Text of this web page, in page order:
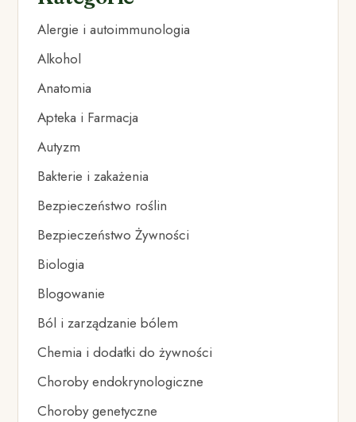
Alergie i autoimmunologia
Alkohol
Anatomia
Apteka i Farmacja
Autyzm
Bakterie i zakażenia
Bezpieczeństwo roślin
Bezpieczeństwo Żywności
Biologia
Blogowanie
Ból i zarządzanie bólem
Chemia i dodatki do żywności
Choroby endokrynologiczne
Choroby genetyczne